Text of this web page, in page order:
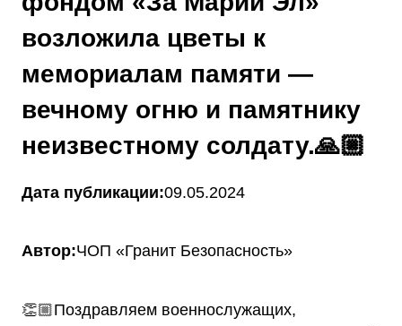
возложила цветы к
мемориалам памяти —
вечному огню и памятнику
неизвестному солдату.🙏🏼
Дата публикации:09.05.2024
Автор:ЧОП «Гранит Безопасность»
👏🏼Поздравляем военнослужащих,